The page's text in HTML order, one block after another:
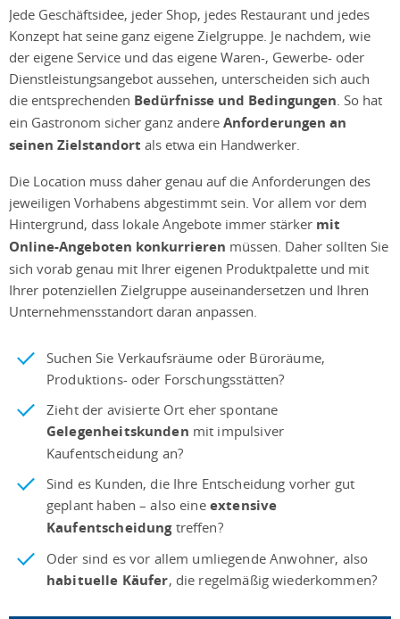
Jede Geschäftsidee, jeder Shop, jedes Restaurant und jedes
Konzept hat seine ganz eigene Zielgruppe. Je nachdem, wie
der eigene Service und das eigene Waren-, Gewerbe- oder
Dienstleistungsangebot aussehen, unterscheiden sich auch
die entsprechenden Bedürfnisse und Bedingungen . So hat
ein Gastronom sicher ganz andere Anforderungen an
seinen Zielstandort als etwa ein Handwerker.
Die Location muss daher genau auf die Anforderungen des
jeweiligen Vorhabens abgestimmt sein. Vor allem vor dem
Hintergrund, dass lokale Angebote immer stärker mit
Online-Angeboten konkurrieren müssen. Daher sollten Sie
sich vorab genau mit Ihrer eigenen Produktpalette und mit
Ihrer potenziellen Zielgruppe auseinandersetzen und Ihren
Unternehmensstandort daran anpassen.
Suchen Sie Verkaufsräume oder Büroräume,
Produktions- oder Forschungsstätten?
Zieht der avisierte Ort eher spontane
Gelegenheitskunden mit impulsiver
Kaufentscheidung an?
Sind es Kunden, die Ihre Entscheidung vorher gut
geplant haben – also eine extensive
Kaufentscheidungtreffen?
Oder sind es vor allem umliegende Anwohner, also
habituelle Käufer, die regelmäßig wiederkommen?